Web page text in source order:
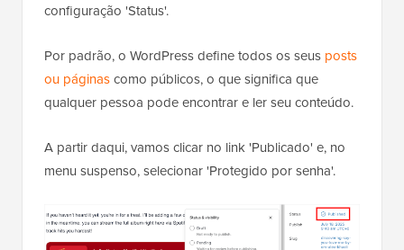
configuração 'Status'.
Por padrão, o WordPress define todos os seus posts
ou páginascomo públicos, o que significa que
qualquer pessoa pode encontrar e ler seu conteúdo.
A partir daqui, vamos clicar no link 'Publicado' e, no
menu suspenso, selecionar 'Protegido por senha'.